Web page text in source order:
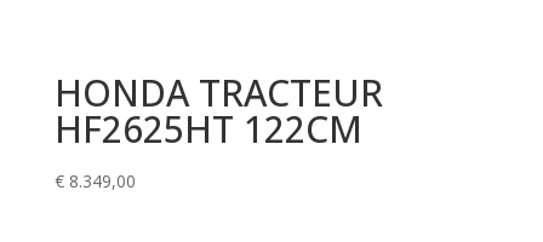
HONDA TRACTEUR
HF2625HT 122CM
€8.349,00